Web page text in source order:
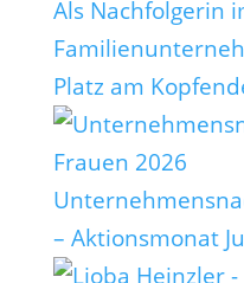
Als Nachfolgerin
Platz am
– Aktionsmonat